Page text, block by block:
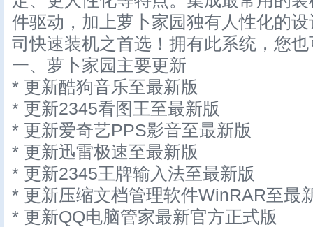
件驱动，加上萝卜家园独有人性化的
司快速装机之首选！拥有此系统，您
一、萝卜家园主要更新
* 更新酷狗音乐至最新版
* 更新2345看图王至最新版
* 更新爱奇艺PPS影音至最新版
* 更新迅雷极速至最新版
* 更新2345王牌输入法至最新版
* 更新压缩文档管理软件WinRAR至最
* 更新QQ电脑管家最新官方正式版